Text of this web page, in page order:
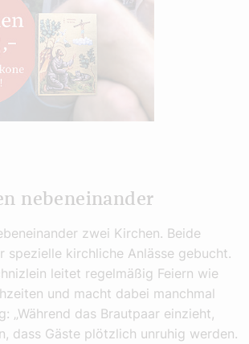
nebeneinander
zwei Kirchen. Beide
spezielle kirchliche Anlässe gebucht.
leitet regelmäßig Feiern wie
und macht dabei manchmal
„Während das Brautpaar einzieht,
dass Gäste plötzlich unruhig werden.